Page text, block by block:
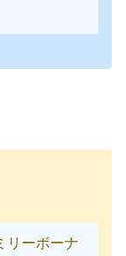
リーボーナ